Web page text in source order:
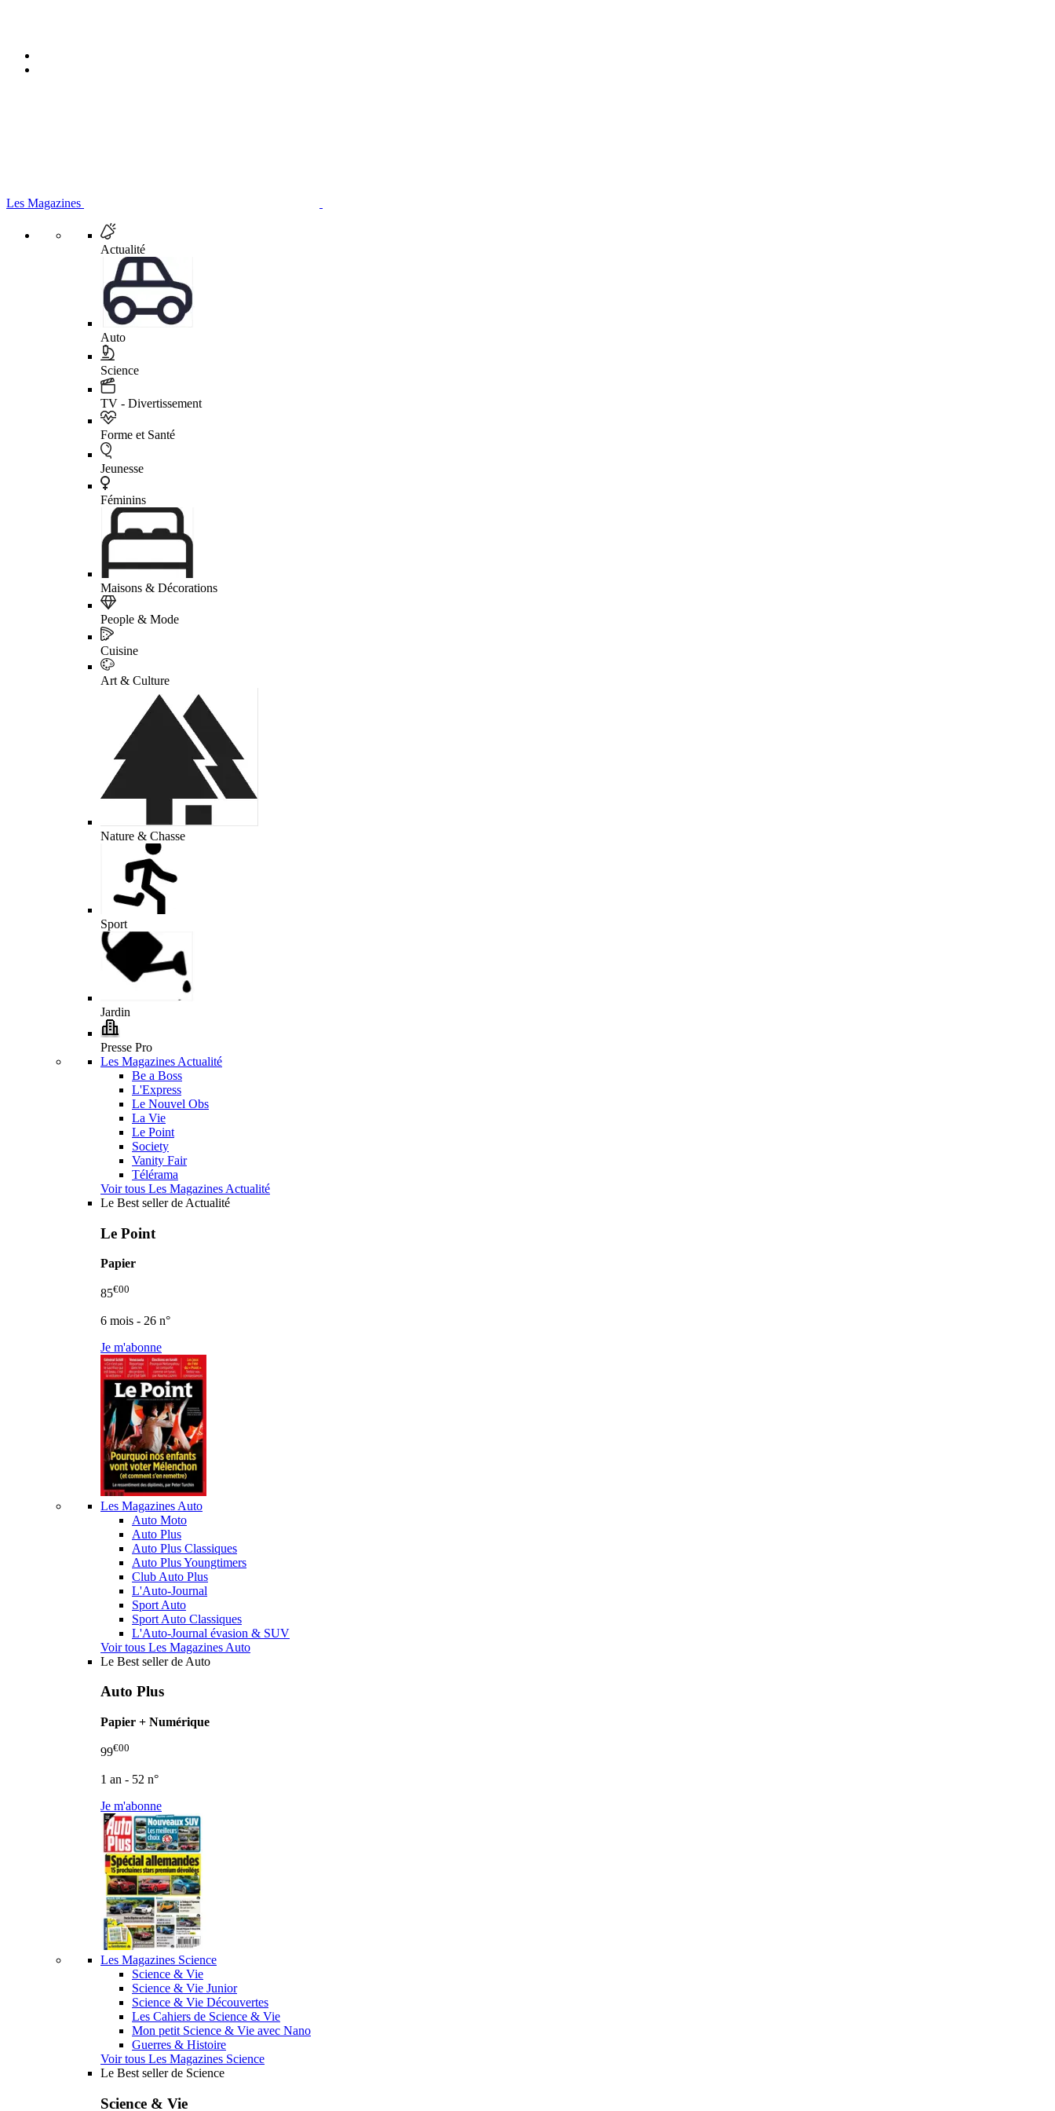
Les Magazines
Actualité
Auto
Science
TV - Divertissement
Forme et Santé
Jeunesse
Féminins
Maisons & Décorations
People & Mode
Cuisine
Art & Culture
Nature & Chasse
Sport
Jardin
Presse Pro
Les Magazines Actualité
Be a Boss
L'Express
Le Nouvel Obs
La Vie
Le Point
Society
Vanity Fair
Télérama
Voir tous Les Magazines Actualité
Le Best seller de Actualité
Le Point
Papier
85€00
6 mois - 26 n°
Je m'abonne
Les Magazines Auto
Auto Moto
Auto Plus
Auto Plus Classiques
Auto Plus Youngtimers
Club Auto Plus
L'Auto-Journal
Sport Auto
Sport Auto Classiques
L'Auto-Journal évasion & SUV
Voir tous Les Magazines Auto
Le Best seller de Auto
Auto Plus
Papier + Numérique
99€00
1 an - 52 n°
Je m'abonne
Les Magazines Science
Science & Vie
Science & Vie Junior
Science & Vie Découvertes
Les Cahiers de Science & Vie
Mon petit Science & Vie avec Nano
Guerres & Histoire
Voir tous Les Magazines Science
Le Best seller de Science
Science & Vie